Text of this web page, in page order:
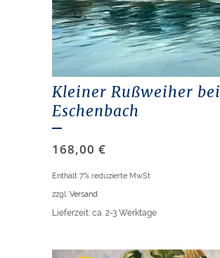
Kleiner Rußweiher bei
Eschenbach
168,00 €
Enthält 7% reduzierte MwSt
zzgl. Versand
Lieferzeit: ca. 2-3 Werktage